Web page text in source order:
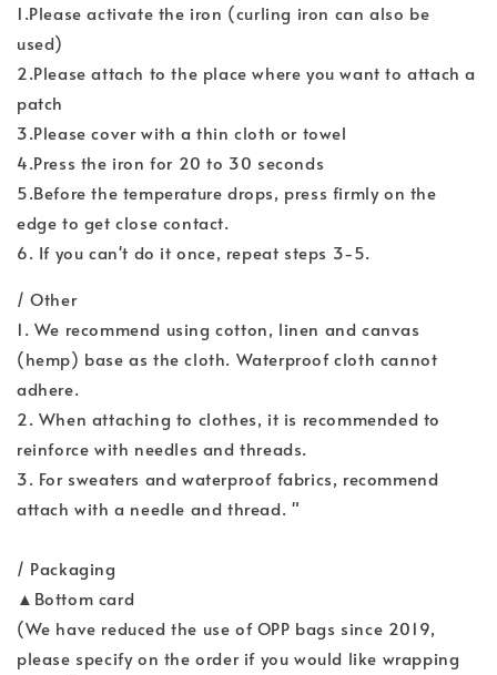
1.Please activate the iron (curling iron can also be
used)
2.Please attach to the place where you want to attach a
patch
3.Please cover with a thin cloth or towel
4.Press the iron for 20 to 30 seconds
5.Before the temperature drops, press firmly on the
edge to get close contact.
6. If you can't do it once, repeat steps 3-5.
/ Other
1. We recommend using cotton, linen and canvas
(hemp) base as the cloth. Waterproof cloth cannot
adhere.
2. When attaching to clothes, it is recommended to
reinforce with needles and threads.
3. For sweaters and waterproof fabrics, recommend
attach with a needle and thread. "
/ Packaging
▲Bottom card
(We have reduced the use of OPP bags since 2019,
please specify on the order if you would like wrapping